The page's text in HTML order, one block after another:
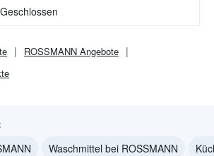
Geschlossen
ROSSMANN Angebote
Waschmittel bei ROSSMANN